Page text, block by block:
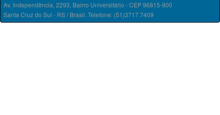
Av. Independência, 2293, Bairro Universitário - CEP 96815-900
Santa Cruz do Sul - RS / Brasil. Telefone: (51)3717.7409